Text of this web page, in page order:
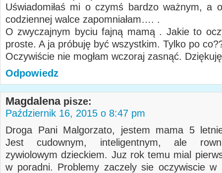
Uświadomiłaś mi o czymś bardzo ważnym, a
codziennej walce zapomniałam…. .
O zwyczajnym byciu fajną mamą . Jakie to
proste. A ja próbuję być wszystkim. Tylko po
Oczywiście nie mogłam wczoraj zasnąć.
Odpowiedz
Magdalena pisze:
Październik 16, 2015 o 8:47 pm
Droga Pani Malgorzato, jestem mama 5
Jest cudownym, inteligentnym, ale
zywiolowym dzieckiem. Juz rok temu mial
w poradni. Problemy zaczely sie oczywiscie w